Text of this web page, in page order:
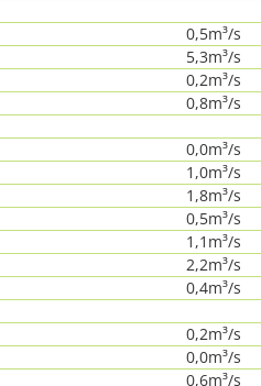
0,5m³/s
5,3m³/s
0,2m³/s
0,8m³/s
0,0m³/s
1,0m³/s
1,8m³/s
0,5m³/s
1,1m³/s
2,2m³/s
0,4m³/s
0,2m³/s
0,0m³/s
0,6m³/s